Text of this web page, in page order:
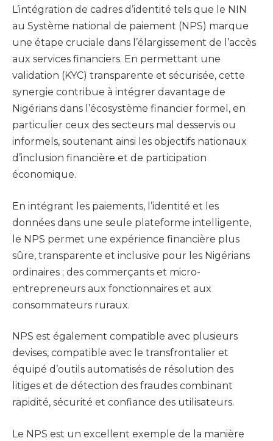
L’intégration de cadres d’identité tels que le NIN
au Système national de paiement (NPS) marque
une étape cruciale dans l’élargissement de l’accès
aux services financiers. En permettant une
validation (KYC) transparente et sécurisée, cette
synergie contribue à intégrer davantage de
Nigérians dans l’écosystème financier formel, en
particulier ceux des secteurs mal desservis ou
informels, soutenant ainsi les objectifs nationaux
d’inclusion financière et de participation
économique.
En intégrant les paiements, l’identité et les
données dans une seule plateforme intelligente,
le NPS permet une expérience financière plus
sûre, transparente et inclusive pour les Nigérians
ordinaires ; des commerçants et micro-
entrepreneurs aux fonctionnaires et aux
consommateurs ruraux.
NPS est également compatible avec plusieurs
devises, compatible avec le transfrontalier et
équipé d’outils automatisés de résolution des
litiges et de détection des fraudes combinant
rapidité, sécurité et confiance des utilisateurs.
Le NPS est un excellent exemple de la manière